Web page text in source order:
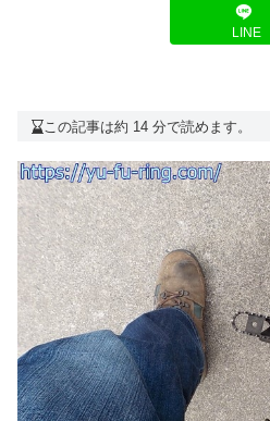
LINE
この記事は約 14 分で読めます。